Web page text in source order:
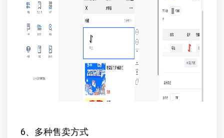
6、多种售卖方式